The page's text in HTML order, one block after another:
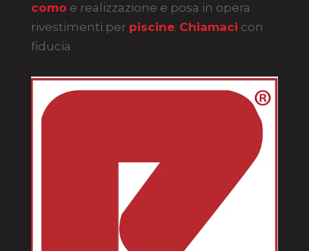
como e realizzazione e posa in opera
rivestimenti per piscine. Chiamaci con
fiducia